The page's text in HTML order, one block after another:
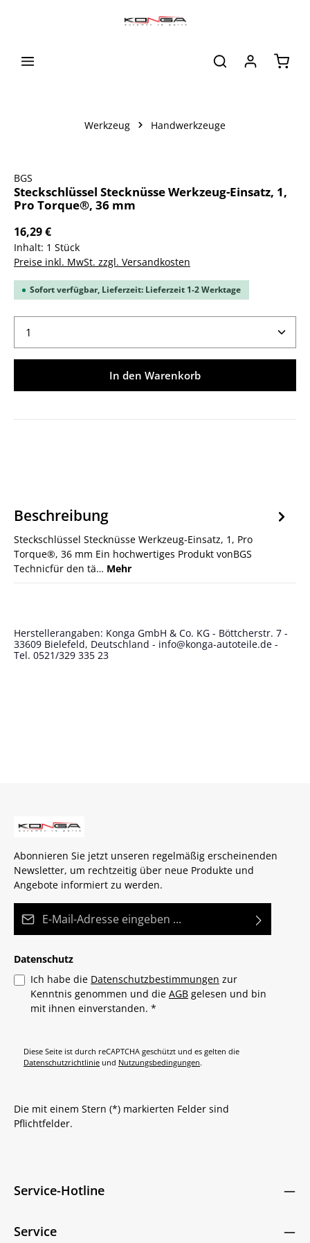
Werkzeug Handwerkzeuge
BGS
Steckschlüssel Stecknüsse Werkzeug-Einsatz, 1,
Pro Torque®, 36 mm
16,29 €
Inhalt: 1 Stück
Preise inkl. MwSt. zzgl. Versandkosten
Sofort verfügbar, Lieferzeit: Lieferzeit 1-2 Werktage
Produkt Anzahl: Gib den gewünschten Wert ein
In den Warenkorb
Beschreibung
Steckschlüssel Stecknüsse Werkzeug-Einsatz, 1, Pro
Torque®, 36 mm Ein hochwertiges Produkt vonBGS
Technicfür den tä… Mehr
Herstellerangaben: Konga GmbH & Co. KG - Böttcherstr. 7 -
33609 Bielefeld, Deutschland - info@konga-autoteile.de -
Tel. 0521/329 335 23
Abonnieren Sie jetzt unseren regelmäßig erscheinenden
Newsletter, um rechtzeitig über neue Produkte und
Angebote informiert zu werden.
Datenschutz
Ich habe die Datenschutzbestimmungen zur
Kenntnis genommen und die AGB gelesen und bin
mit ihnen einverstanden. *
Diese Seite ist durch reCAPTCHA geschützt und es gelten die
Datenschutzrichtlinie und Nutzungsbedingungen.
Die mit einem Stern (*) markierten Felder sind
Pflichtfelder.
Service-Hotline
Service